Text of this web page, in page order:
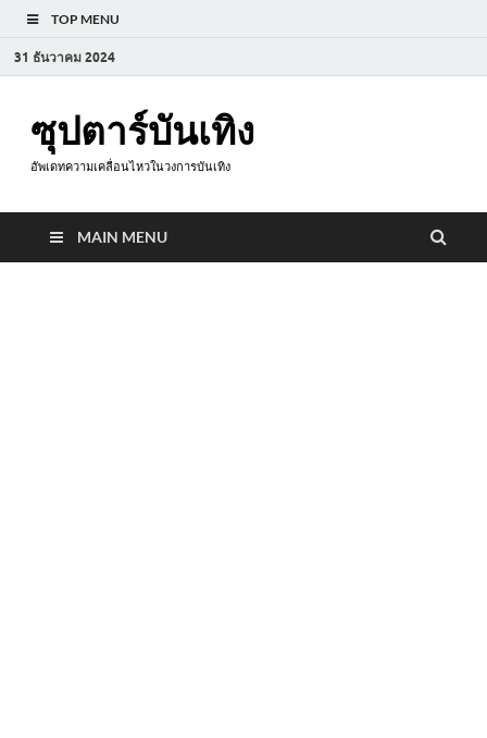
TOP MENU
31 ธันวาคม 2024
ซุปตาร์บันเทิง
อัพเดทความเคลื่อนไหวในวงการบันเทิง
MAIN MENU